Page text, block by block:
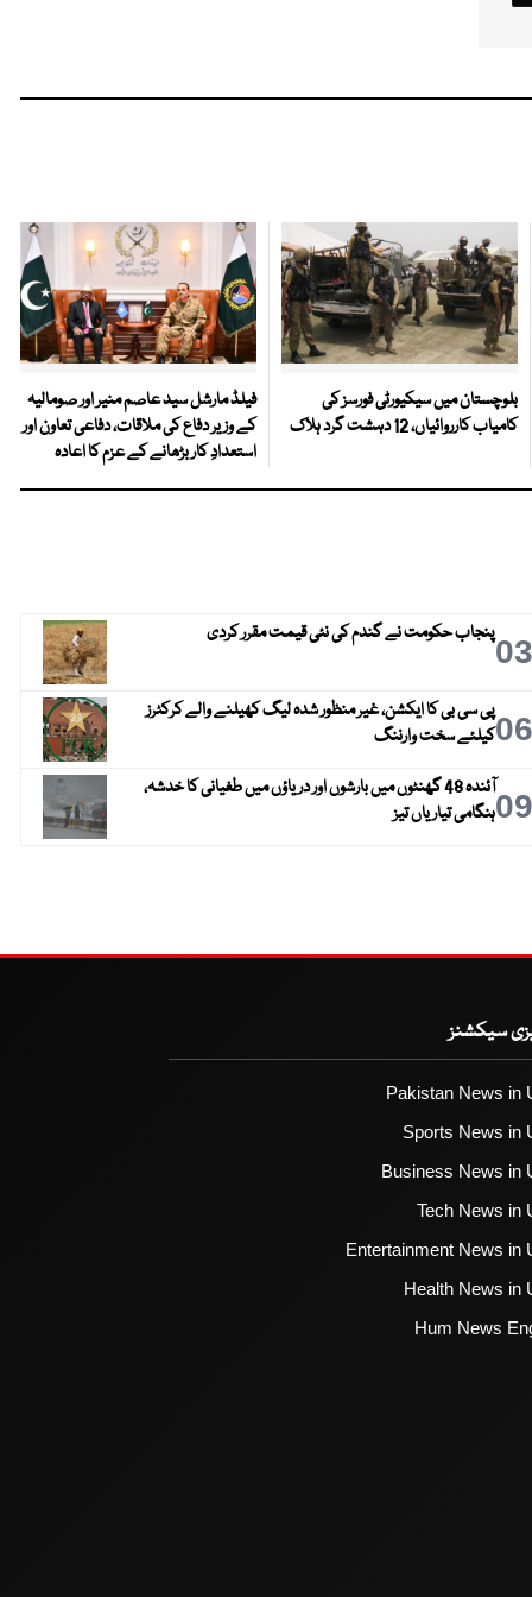
بلوچستان میں سیکیورٹی فورسز کی
کامیاب کارروائیاں، 12 دہشت گرد ہلاک
فیلڈ مارشل سید عاصم منیر اور صومالیہ
کے وزیر دفاع کی ملاقات، دفاعی تعاون اور
استعدادِ کار بڑھانے کے عزم کا اعادہ
03پنجاب حکومت نے گندم کی نئی قیمت مقرر کردی
06پی سی بی کا ایکشن، غیر منظور شدہ لیگ کھیلنے والے کرکٹرز
کیلئے سخت وارننگ
09
آئندہ 48 گھنٹوں میں بارشوں اور دریاؤں میں طغیانی کا خدشہ،
ہنگامی تیاریاں تیز
سیکشنز
Pakistan News in
Sports News in
Business News in
Tech News in
Entertainment News in
Health News in
Hum News